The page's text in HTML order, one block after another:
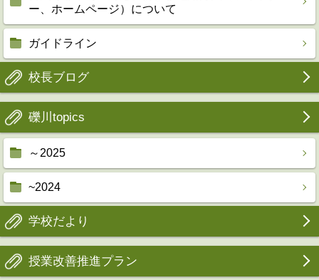
ー、ホームページ）について
ガイドライン
校長ブログ
礫川topics
～2025
~2024
学校だより
授業改善推進プラン